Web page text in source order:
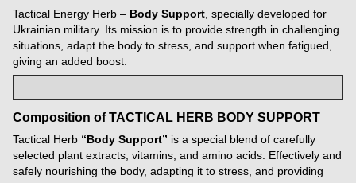
Tactical Energy Herb – Body Support, specially developed for
Ukrainian military. Its mission is to provide strength in challenging
situations, adapt the body to stress, and support when fatigued,
giving an added boost.
Composition of TACTICAL HERB BODY SUPPORT
Tactical Herb “Body Support” is a special blend of carefully
selected plant extracts, vitamins, and amino acids. Effectively and
safely nourishing the body, adapting it to stress, and providing